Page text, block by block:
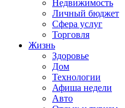
Недвижимость
Личный бюджет
Сфера услуг
Торговля
Жизнь
Здоровье
Дом
Технологии
Афиша недели
Авто